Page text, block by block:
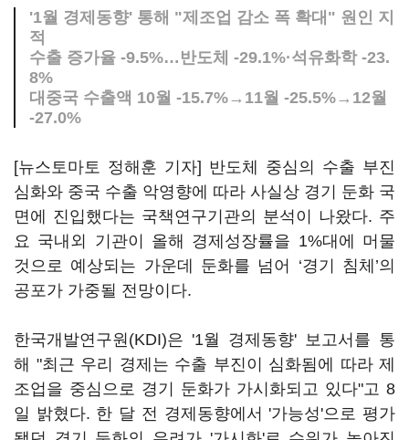
'1월 경제동향' 통해 "제조업 감소 폭 확대" 원인 지
적
수출 증가율 -9.5%…반도체 -29.1%·석유화학 -23.
8%
대중국 수출액 10월 -15.7%→11월 -25.5%→12월
-27.0%
[뉴스토마토 정해훈 기자] 반도체 중심의 수출 부진
심화와 중국 수출 악영향에 따라 사실상 경기 둔화 국
면에 진입했다는 국책연구기관의 분석이 나왔다. 주
요 국내외 기관이 올해 경제성장률을 1%대에 머물
것으로 예상되는 가운데 둔화를 넘어 ‘경기 침체’의
공포가 가중될 전망이다.
한국개발연구원(KDI)은 '1월 경제동향' 보고서를 통
해 "최근 우리 경제는 수출 부진이 심화됨에 따라 제
조업을 중심으로 경기 둔화가 가시화되고 있다"고 8
일 밝혔다. 한 달 전 경제동향에서 '가능성'으로 평가